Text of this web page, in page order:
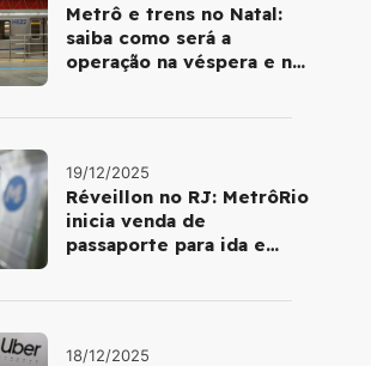
Metrô e trens no Natal:
saiba como será a
operação na véspera e no
19/12/2025
Réveillon no RJ: MetrôRio
inicia venda de
passaporte para ida e
18/12/2025